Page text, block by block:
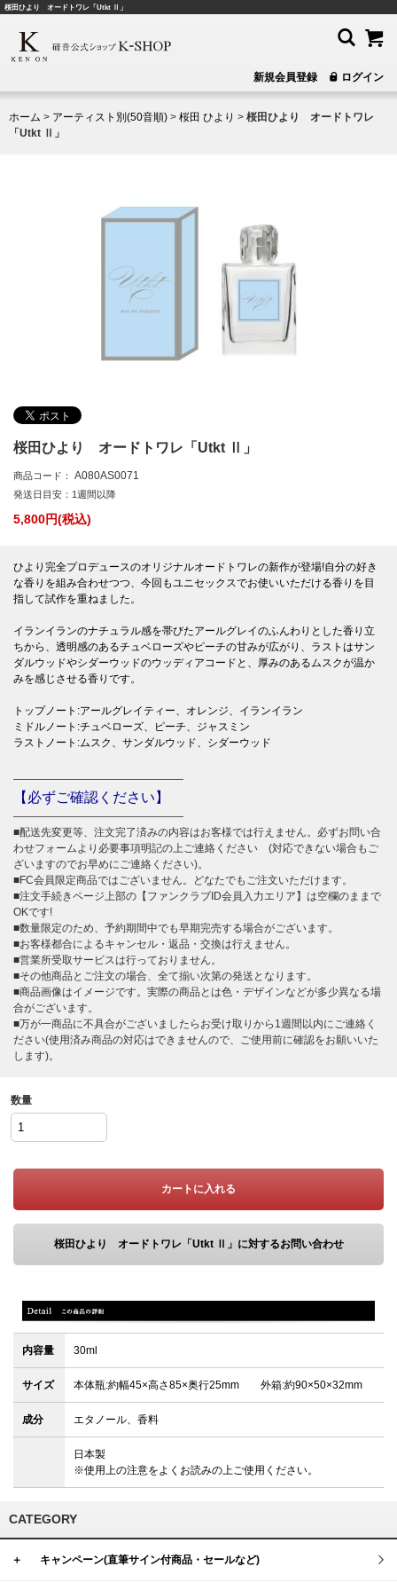
桜田ひより オードトワレ「Utkt Ⅱ」
新規会員登録 ログイン
ホーム > アーティスト別(50音順) > 桜田 ひより > 桜田ひより オードトワレ
「Utkt Ⅱ」
桜田ひより オードトワレ「Utkt Ⅱ」
商品コード： A080AS0071
発送日目安：1週間以降
5,800円(税込)
ひより完全プロデュースのオリジナルオードトワレの新作が登場!自分の好き
な香りを組み合わせつつ、今回もユニセックスでお使いいただける香りを目
指して試作を重ねました。
イランイランのナチュラル感を帯びたアールグレイのふんわりとした香り立
ちから、透明感のあるチュベローズやピーチの甘みが広がり、ラストはサン
ダルウッドやシダーウッドのウッディアコードと、厚みのあるムスクが温か
みを感じさせる香りです。
トップノート:アールグレイティー、オレンジ、イランイラン
ミドルノート:チュベローズ、ピーチ、ジャスミン
ラストノート:ムスク、サンダルウッド、シダーウッド
――――――――――――――――
【必ずご確認ください】
――――――――――――――――
■配送先変更等、注文完了済みの内容はお客様では行えません。必ずお問い合
わせフォームより必要事項明記の上ご連絡ください (対応できない場合もご
ざいますのでお早めにご連絡ください)。
■FC会員限定商品ではございません。どなたでもご注文いただけます。
■注文手続きページ上部の【ファンクラブID会員入力エリア】は空欄のままで
OKです!
■数量限定のため、予約期間中でも早期完売する場合がございます。
■お客様都合によるキャンセル・返品・交換は行えません。
■営業所受取サービスは行っておりません。
■その他商品とご注文の場合、全て揃い次第の発送となります。
■商品画像はイメージです。実際の商品とは色・デザインなどが多少異なる場
合がございます。
■万が一商品に不具合がございましたらお受け取りから1週間以内にご連絡く
ださい(使用済み商品の対応はできませんので、ご使用前に確認をお願いいた
します)。
数量
カートに入れる
桜田ひより オードトワレ「Utkt Ⅱ」に対するお問い合わせ
内容量 30ml
サイズ 本体瓶:約幅45×高さ85×奥行25mm 外箱:約90×50×32mm
成分 エタノール、香料
日本製
※使用上の注意をよくお読みの上ご使用ください。
CATEGORY
＋ キャンペーン(直筆サイン付商品・セールなど)